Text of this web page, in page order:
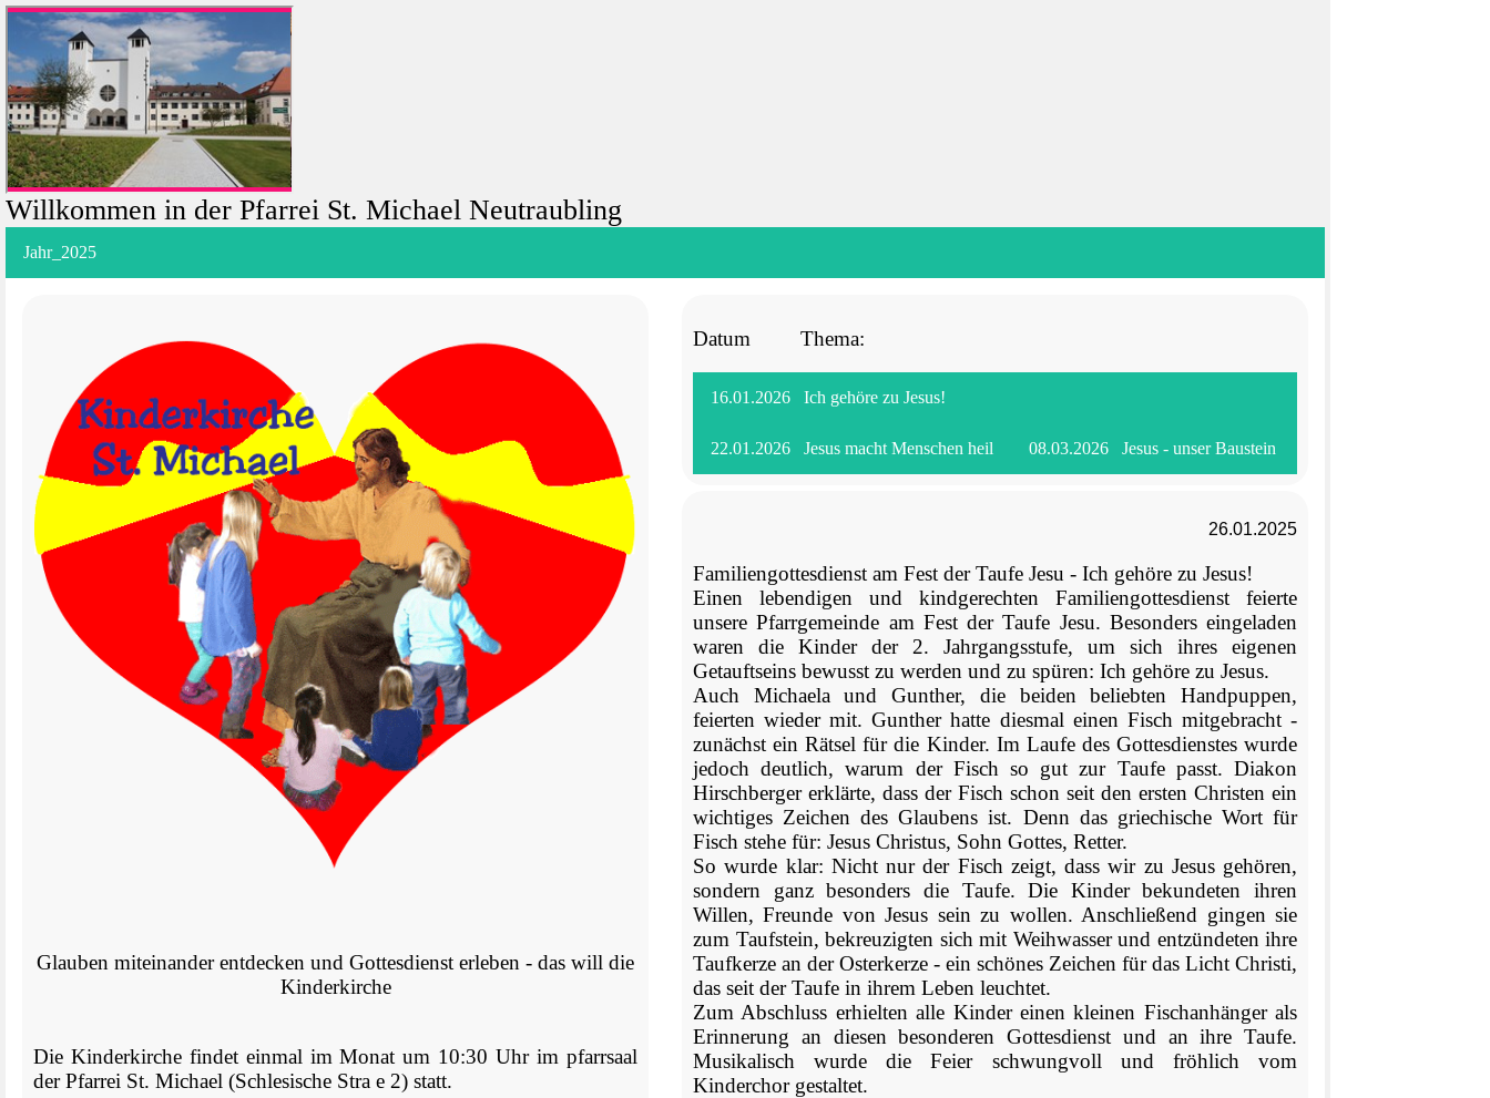
Willkommen in der Pfarrei St. Michael Neutraubling
Jahr_2025
Glauben miteinander entdecken und Gottesdienst erleben - das will die
Kinderkirche
Die Kinderkirche findet einmal im Monat um 10:30 Uhr im pfarrsaal
der Pfarrei St. Michael (Schlesische Stra e 2) statt.
Datum Thema:
16.01.2026 Ich gehöre zu Jesus!
22.01.2026 Jesus macht Menschen heil 08.03.2026 Jesus - unser Baustein
26.01.2025
Familiengottesdienst am Fest der Taufe Jesu - Ich gehöre zu Jesus!
Einen lebendigen und kindgerechten Familiengottesdienst feierte
unsere Pfarrgemeinde am Fest der Taufe Jesu. Besonders eingeladen
waren die Kinder der 2. Jahrgangsstufe, um sich ihres eigenen
Getauftseins bewusst zu werden und zu spüren: Ich gehöre zu Jesus.
Auch Michaela und Gunther, die beiden beliebten Handpuppen,
feierten wieder mit. Gunther hatte diesmal einen Fisch mitgebracht -
zunächst ein Rätsel für die Kinder. Im Laufe des Gottesdienstes wurde
jedoch deutlich, warum der Fisch so gut zur Taufe passt. Diakon
Hirschberger erklärte, dass der Fisch schon seit den ersten Christen ein
wichtiges Zeichen des Glaubens ist. Denn das griechische Wort für
Fisch stehe für: Jesus Christus, Sohn Gottes, Retter.
So wurde klar: Nicht nur der Fisch zeigt, dass wir zu Jesus gehören,
sondern ganz besonders die Taufe. Die Kinder bekundeten ihren
Willen, Freunde von Jesus sein zu wollen. Anschließend gingen sie
zum Taufstein, bekreuzigten sich mit Weihwasser und entzündeten ihre
Taufkerze an der Osterkerze - ein schönes Zeichen für das Licht Christi,
das seit der Taufe in ihrem Leben leuchtet.
Zum Abschluss erhielten alle Kinder einen kleinen Fischanhänger als
Erinnerung an diesen besonderen Gottesdienst und an ihre Taufe.
Musikalisch wurde die Feier schwungvoll und fröhlich vom
Kinderchor gestaltet.